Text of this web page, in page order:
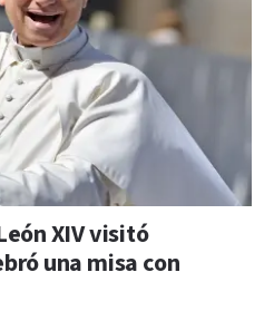
XIV visitó
una misa con